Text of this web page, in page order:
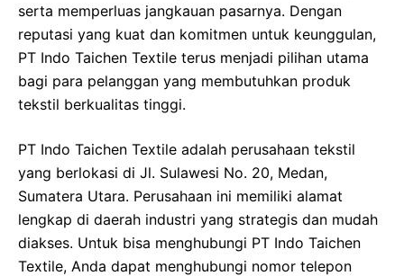
serta memperluas jangkauan pasarnya. Dengan
reputasi yang kuat dan komitmen untuk keunggulan,
PT Indo Taichen Textile terus menjadi pilihan utama
bagi para pelanggan yang membutuhkan produk
tekstil berkualitas tinggi.
PT Indo Taichen Textile adalah perusahaan tekstil
yang berlokasi di Jl. Sulawesi No. 20, Medan,
Sumatera Utara. Perusahaan ini memiliki alamat
lengkap di daerah industri yang strategis dan mudah
diakses. Untuk bisa menghubungi PT Indo Taichen
Textile, Anda dapat menghubungi nomor telepon